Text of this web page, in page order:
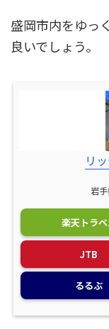
盛岡市内をゆっ
良いでしょう。
リ
岩
楽天トラ
JTB
るるぶ